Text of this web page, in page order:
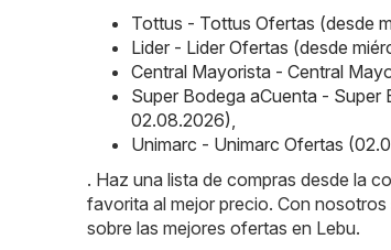
Tottus - Tottus Ofertas (desde
Lider - Lider Ofertas (desde
Central Mayorista - Central
Super Bodega aCuenta - Super
02.08.2026)
Unimarc - Unimarc Ofertas
. Haz una lista de compras desde la
favorita al mejor precio. Con
sobre las mejores ofertas en Lebu.